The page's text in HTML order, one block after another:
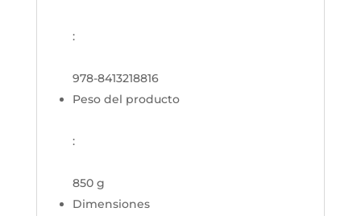
:
978-8413218816
Peso del producto
:
850 g
Dimensiones